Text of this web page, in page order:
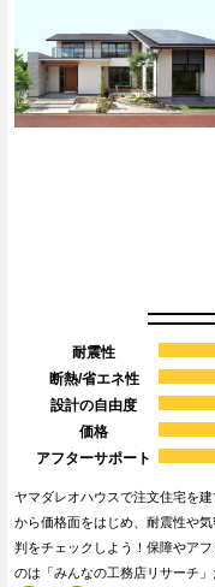
耐震性
断熱/省エネ性
設計の自由度
価格
アフターサポート
ヤマダレオハウスで注文住宅を
から価格面をはじめ、耐震性や
判をチェックしよう！保障やア
のは「みんなの工務店リサーチ」